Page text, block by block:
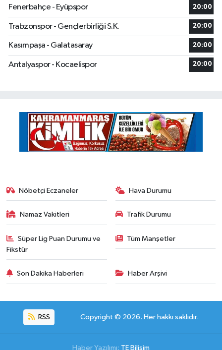
Fenerbahçe - Eyüpspor 20:00
Trabzonspor - Gençlerbirliği S.K. 20:00
Kasımpaşa - Galatasaray 20:00
Antalyaspor - Kocaelispor 20:00
Nöbetçi Eczaneler Hava Durumu
Namaz Vakitleri Trafik Durumu
Süper Lig Puan Durumu ve
Fikstür
Tüm Manşetler
Son Dakika Haberleri Haber Arşivi
RSS Copyright © 2026. Her hakkı saklıdır.
Haber Yazılımı: TE Bilişim